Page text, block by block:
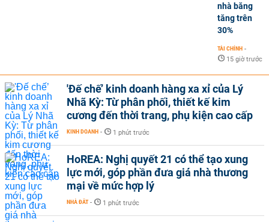
nhà băng
tăng trên
30%
TÀI CHÍNH -
15 giờ trước
'Đế chế’ kinh doanh hàng xa xỉ của Lý
Nhã Kỳ: Từ phân phối, thiết kế kim
cương đến thời trang, phụ kiện cao cấp
KINH DOANH - 1 phút trước
HoREA: Nghị quyết 21 có thể tạo xung
lực mới, góp phần đưa giá nhà thương
mại về mức hợp lý
NHÀ ĐẤT - 1 phút trước